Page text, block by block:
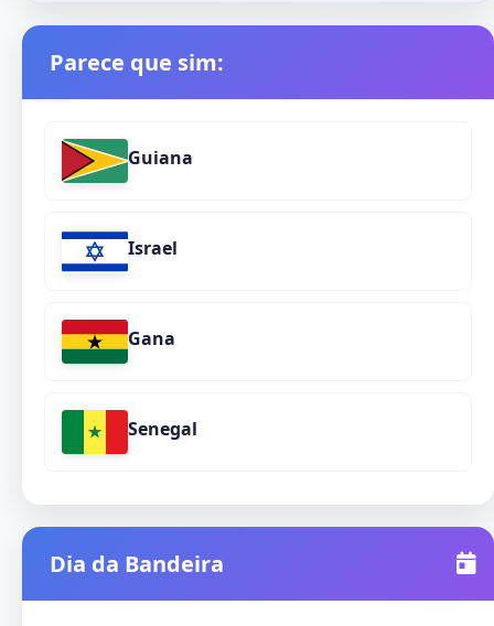
Parece que sim:
Guiana
Israel
Gana
Senegal
Dia da Bandeira